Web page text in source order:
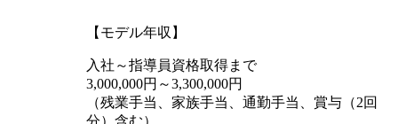
【モデル年収】
入社～指導員資格取得まで
3,000,000円～3,300,000円
（残業手当、家族手当、通勤手当、賞与（2回